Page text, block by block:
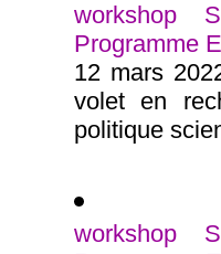
workshop
Programme
12 mars
volet en
politique
workshop